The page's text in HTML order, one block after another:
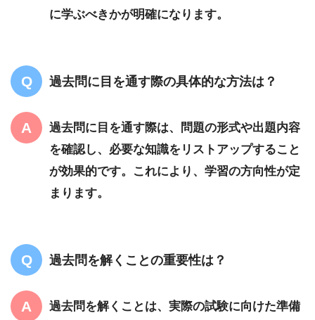
に学ぶべきかが明確になります。
過去問に目を通す際の具体的な方法は？
過去問に目を通す際は、問題の形式や出題内容
を確認し、必要な知識をリストアップすること
が効果的です。これにより、学習の方向性が定
まります。
過去問を解くことの重要性は？
過去問を解くことは、実際の試験に向けた準備